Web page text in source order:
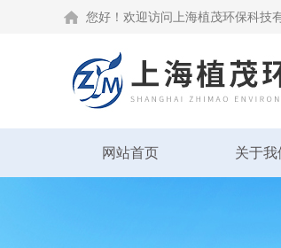
您好！欢迎访问上海植茂环保科技
网站首页 关于我